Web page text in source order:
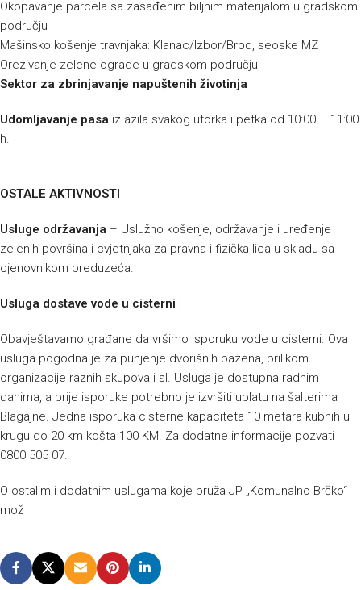
Okopavanje parcela sa zasađenim biljnim materijalom u gradskom
području
Mašinsko košenje travnjaka: Klanac/Izbor/Brod, seoske MZ
Orezivanje zelene ograde u gradskom području
Sektor za zbrinjavanje napuštenih životinja
Udomljavanje pasa iz azila svakog utorka i petka od 10:00 – 11:00
h.
OSTALE AKTIVNOSTI
Usluge održavanja – Uslužno košenje, održavanje i uređenje
zelenih površina i cvjetnjaka za pravna i fizička lica u skladu sa
cjenovnikom preduzeća.
Usluga dostave vode u cisterni :
Obavještavamo građane da vršimo isporuku vode u cisterni. Ova
usluga pogodna je za punjenje dvorišnih bazena, prilikom
organizacije raznih skupova i sl. Usluga je dostupna radnim
danima, a prije isporuke potrebno je izvršiti uplatu na šalterima
Blagajne. Jedna isporuka cisterne kapaciteta 10 metara kubnih u
krugu do 20 km košta 100 KM. Za dodatne informacije pozvati
0800 505 07.
O ostalim i dodatnim uslugama koje pruža JP „Komunalno Brčko“
mož